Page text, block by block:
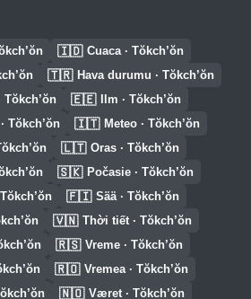
🇮🇩 Cuaca · Tŏkch’ŏn
🇹🇷 Hava durumu · Tŏkch’ŏn
Tŏkch’ŏn 🇪🇪 Ilm · Tŏkch’ŏn
Tŏkch’ŏn 🇮🇹 Meteo · Tŏkch’ŏn
🇱🇹 Oras · Tŏkch’ŏn
🇸🇰 Počasie · Tŏkch’ŏn
🇫🇮 Sää · Tŏkch’ŏn
🇻🇳 Thời tiết · Tŏkch’ŏn
🇷🇸 Vreme · Tŏkch’ŏn
🇷🇴 Vremea · Tŏkch’ŏn
🇳🇴 Været · Tŏkch’ŏn